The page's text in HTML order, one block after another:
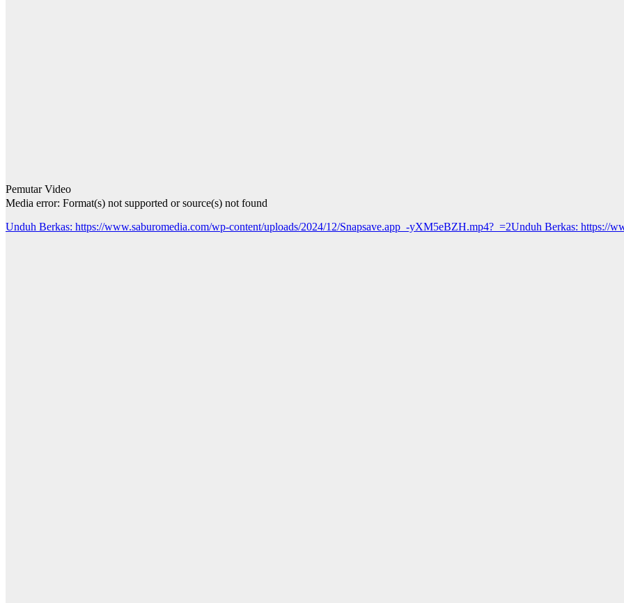
Media error: Format(s) not supported or source(s) not found
Unduh Berkas: https://www.saburomedia.com/wp-content/uploads/2024/12/Snapsave.app_-yXM5eBZH.mp4?_=2Unduh Berkas: https://
Pemutar Video